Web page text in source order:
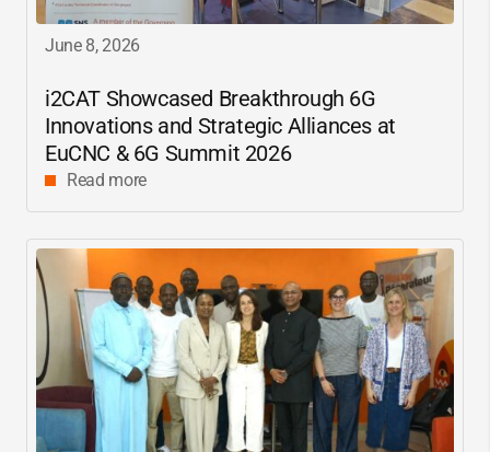
June 8, 2026
i2CAT Showcased Breakthrough 6G
Innovations and Strategic Alliances at
EuCNC & 6G Summit 2026
Read more